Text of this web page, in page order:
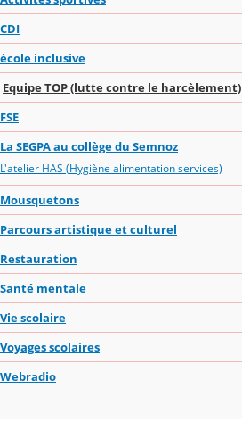
CDI
école inclusive
Equipe TOP (lutte contre le harcèlement)
FSE
La SEGPA au collège du Semnoz
L'atelier HAS (Hygiène alimentation services)
Mousquetons
Parcours artistique et culturel
Restauration
Santé mentale
Vie scolaire
Voyages scolaires
Webradio